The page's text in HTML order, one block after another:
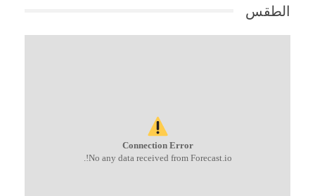
الطقس
Connection Error
No any data received from Forecast.io!.